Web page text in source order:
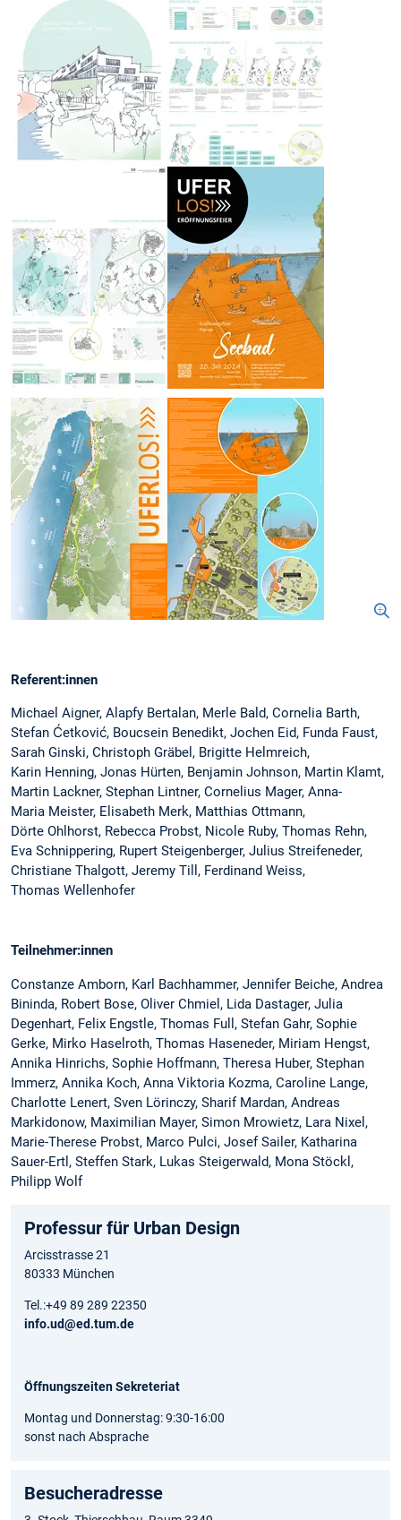
Referent:innen
Michael Aigner, Alapfy Bertalan, Merle Bald, Cornelia Barth,
Stefan Ćetković, Boucsein Benedikt, Jochen Eid, Funda Faust,
Sarah Ginski, Christoph Gräbel, Brigitte Helmreich,
Karin Henning, Jonas Hürten, Benjamin Johnson, Martin Klamt,
Martin Lackner, Stephan Lintner, Cornelius Mager, Anna-
Maria Meister, Elisabeth Merk, Matthias Ottmann,
Dörte Ohlhorst, Rebecca Probst, Nicole Ruby, Thomas Rehn,
Eva Schnippering, Rupert Steigenberger, Julius Streifeneder,
Christiane Thalgott, Jeremy Till, Ferdinand Weiss,
Thomas Wellenhofer
Teilnehmer:innen
Constanze Amborn, Karl Bachhammer, Jennifer Beiche, Andrea
Bininda, Robert Bose, Oliver Chmiel, Lida Dastager, Julia
Degenhart, Felix Engstle, Thomas Full, Stefan Gahr, Sophie
Gerke, Mirko Haselroth, Thomas Haseneder, Miriam Hengst,
Annika Hinrichs, Sophie Hoffmann, Theresa Huber, Stephan
Immerz, Annika Koch, Anna Viktoria Kozma, Caroline Lange,
Charlotte Lenert, Sven Lörinczy, Sharif Mardan, Andreas
Markidonow, Maximilian Mayer, Simon Mrowietz, Lara Nixel,
Marie-Therese Probst, Marco Pulci, Josef Sailer, Katharina
Sauer-Ertl, Steffen Stark, Lukas Steigerwald, Mona Stöckl,
Philipp Wolf
Professur für Urban Design
Arcisstrasse 21
80333 München
Tel.:+49 89 289 22350
info.ud@ed.tum.de
Öffnungszeiten Sekreteriat
Montag und Donnerstag: 9:30-16:00
sonst nach Absprache
Besucheradresse